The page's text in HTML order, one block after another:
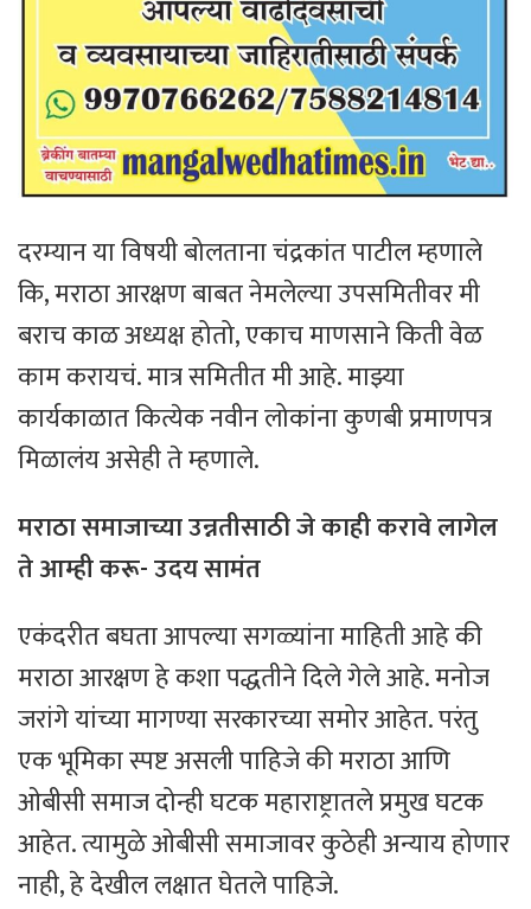
दरम्यान या विषयी बोलताना चंद्रकांत पाटील म्हणाले
कि, मराठा आरक्षण बाबत नेमलेल्या उपसमितीवर मी
बराच काळ अध्यक्ष होतो, एकाच माणसाने किती वेळ
काम करायचं. मात्र समितीत मी आहे. माझ्या
कार्यकाळात कित्येक नवीन लोकांना कुणबी प्रमाणपत्र
मिळालंय असेही ते म्हणाले.
मराठा समाजाच्या उन्नतीसाठी जे काही करावे लागेल
ते आम्ही करू- उदय सामंत
एकंदरीत बघता आपल्या सगळ्यांना माहिती आहे की
मराठा आरक्षण हे कशा पद्धतीने दिले गेले आहे. मनोज
जरांगे यांच्या मागण्या सरकारच्या समोर आहेत. परंतु
एक भूमिका स्पष्ट असली पाहिजे की मराठा आणि
ओबीसी समाज दोन्ही घटक महाराष्ट्रातले प्रमुख घटक
आहेत. त्यामुळे ओबीसी समाजावर कुठेही अन्याय होणार
नाही, हे देखील लक्षात घेतले पाहिजे.